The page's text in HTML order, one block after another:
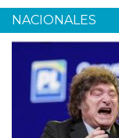
NACIONALES